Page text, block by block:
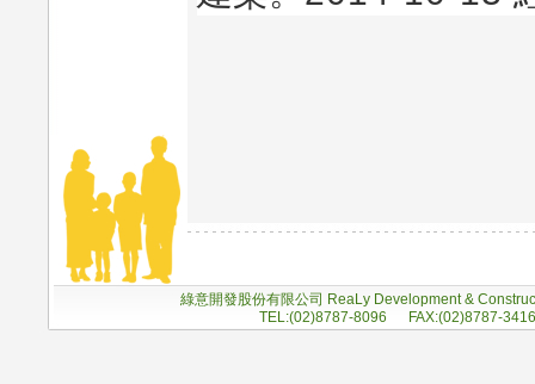
綠意開發股份有限公司 ReaLy Development &
TEL:(02)8787-8096 FAX:(02)8787-